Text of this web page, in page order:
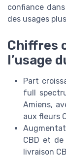
confiance
des usages
Chiffres
l’usage
Part
full
Amiens,
aux fleurs
CBD et
livraison